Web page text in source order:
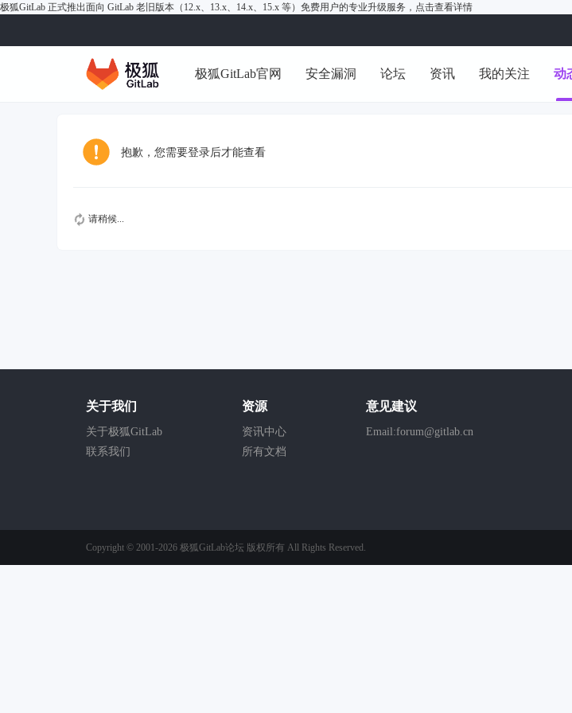
极狐GitLab 正式推出面向 GitLab 老旧版本（12.x、13.x、14.x、15.x 等）免费用户的专业升级服务， 点击查看详情
极狐GitLab官网 安全漏洞 论坛 资讯 我的关注 动
抱歉，您需要登录后才能查看
请稍候...
关于我们
关于极狐GitLab
联系我们
资源
资讯中心
所有文档
意见建议
Email:forum@gitlab.cn
Copyright © 2001-2026 极狐GitLab论坛 版权所有 All Rights Reserved.